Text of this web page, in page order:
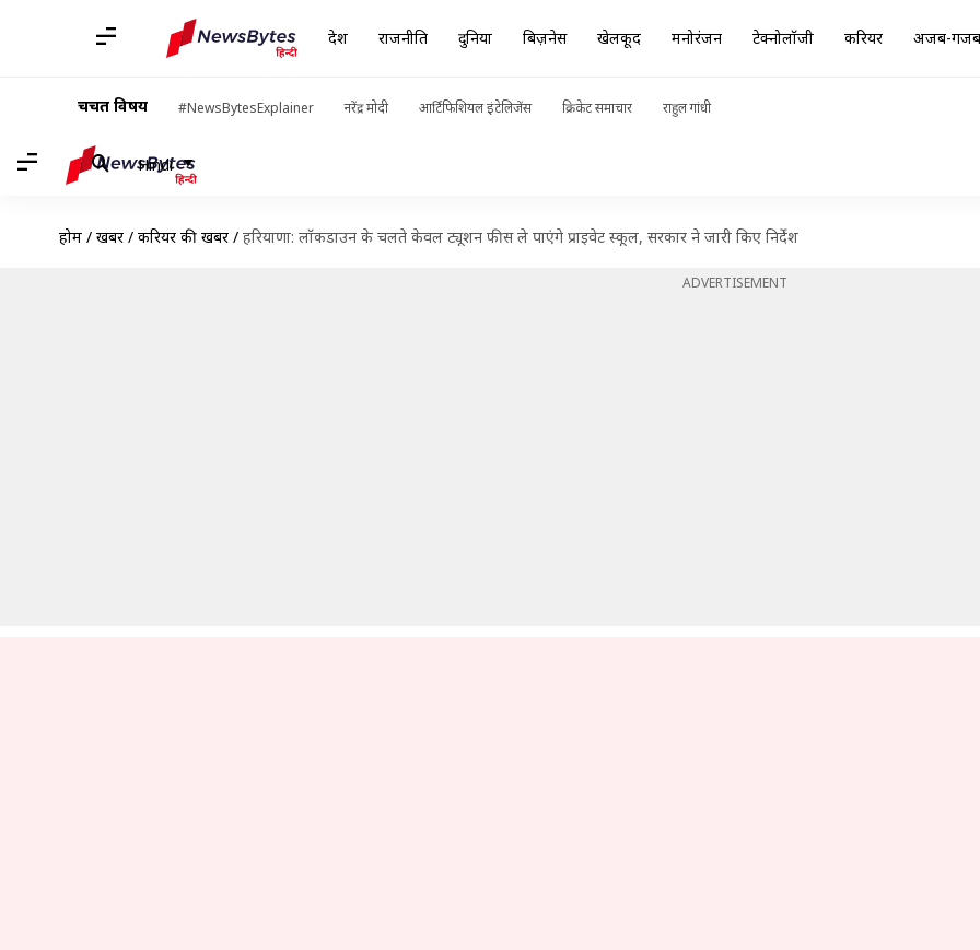
देश राजनीति दुनिया बिज़नेस खेलकूद मनोरंजन टेक्नोलॉजी करियर अजब-गजब
चर्चित विषय #NewsBytesExplainer नरेंद्र मोदी आर्टिफिशियल इंटेलिजेंस क्रिकेट समाचार राहुल गांधी
Hindi
होम / खबरें / करियर की खबरें / हरियाणा: लॉकडाउन के चलते केवल ट्यूशन फीस ले पाएंगे प्राइवेट स्कूल, सरकार ने जारी किए निर्देश
ADVERTISEMENT